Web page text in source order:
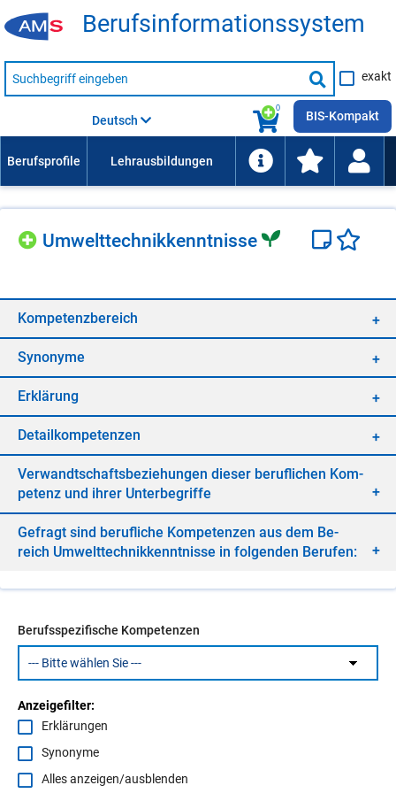
Be­rufs­in­for­ma­ti­ons­sys­tem
Suche
nach
Suche
starten
exakt
0
Deutsch BIS-Kompakt
Um­welt­tech­nik­kennt­nis­se
Kom­pe­tenz­be­reich
Syn­ony­me
Er­klä­rung
De­tail­kom­pe­ten­zen
Ver­wandt­schafts­be­zie­hun­gen die­ser be­ruf­li­chen Kom­
pe­tenz und ih­rer Un­ter­be­grif­fe
Ge­fragt sind be­ruf­li­che Kom­pe­ten­zen aus dem Be­
reich Um­welt­tech­nik­kennt­nis­se in fol­gen­den Be­ru­fen:
Berufsspezifische Kompetenzen
Anzeigefilter:
Erklärungen
Synonyme
Alles anzeigen/ausblenden